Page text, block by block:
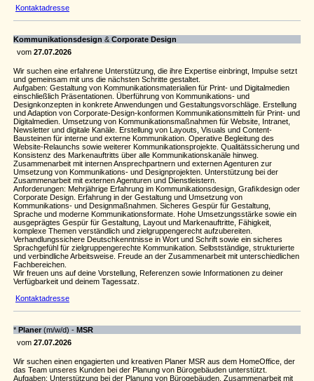
Kontaktadresse
Kommunikationsdesign & Corporate Design
vom 27.07.2026
Wir suchen eine erfahrene Unterstützung, die ihre Expertise einbringt, Impulse setzt
und gemeinsam mit uns die nächsten Schritte gestaltet.
Aufgaben: Gestaltung von Kommunikationsmaterialien für Print- und Digitalmedien
einschließlich Präsentationen. Überführung von Kommunikations- und
Designkonzepten in konkrete Anwendungen und Gestaltungsvorschläge. Erstellung
und Adaption von Corporate-Design-konformen Kommunikationsmitteln für Print- und
Digitalmedien. Umsetzung von Kommunikationsmaßnahmen für Website, Intranet,
Newsletter und digitale Kanäle. Erstellung von Layouts, Visuals und Content-
Bausteinen für interne und externe Kommunikation. Operative Begleitung des
Website-Relaunchs sowie weiterer Kommunikationsprojekte. Qualitätssicherung und
Konsistenz des Markenauftritts über alle Kommunikationskanäle hinweg.
Zusammenarbeit mit internen Ansprechpartnern und externen Agenturen zur
Umsetzung von Kommunikations- und Designprojekten. Unterstützung bei der
Zusammenarbeit mit externen Agenturen und Dienstleistern.
Anforderungen: Mehrjährige Erfahrung im Kommunikationsdesign, Graﬁkdesign oder
Corporate Design. Erfahrung in der Gestaltung und Umsetzung von
Kommunikations- und Designmaßnahmen. Sicheres Gespür für Gestaltung,
Sprache und moderne Kommunikationsformate. Hohe Umsetzungsstärke sowie ein
ausgeprägtes Gespür für Gestaltung, Layout und Markenauftritte, Fähigkeit,
komplexe Themen verständlich und zielgruppengerecht aufzubereiten.
Verhandlungssichere Deutschkenntnisse in Wort und Schrift sowie ein sicheres
Sprachgefühl für zielgruppengerechte Kommunikation. Selbstständige, strukturierte
und verbindliche Arbeitsweise. Freude an der Zusammenarbeit mit unterschiedlichen
Fachbereichen.
Wir freuen uns auf deine Vorstellung, Referenzen sowie Informationen zu deiner
Verfügbarkeit und deinem Tagessatz.
Kontaktadresse
* Planer (m/w/d) - MSR
vom 27.07.2026
Wir suchen einen engagierten und kreativen Planer MSR aus dem HomeOffice, der
das Team unseres Kunden bei der Planung von Bürogebäuden unterstützt.
Aufgaben: Unterstützung bei der Planung von Bürogebäuden. Zusammenarbeit mit